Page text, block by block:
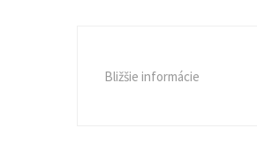
Bližšie informácie